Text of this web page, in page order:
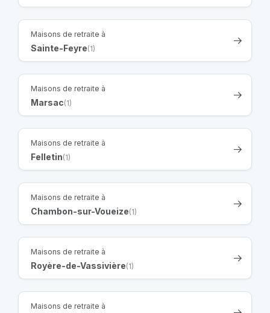
Maisons de retraite à
Sainte-Feyre(1)
Maisons de retraite à
Marsac(1)
Maisons de retraite à
Felletin(1)
Maisons de retraite à
Chambon-sur-Voueize(1)
Maisons de retraite à
Royère-de-Vassivière(1)
Maisons de retraite à